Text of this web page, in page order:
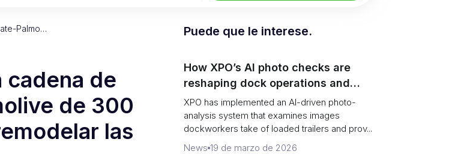
Palmo…
cadena de
de 300
las
Puede que le interese.
How XPO’s AI photo checks are
reshaping dock operations and
service response
XPO has implemented an AI-driven photo-
analysis system that examines images
dockworkers take of loaded trailers and prov...
News 19 de marzo de 2026